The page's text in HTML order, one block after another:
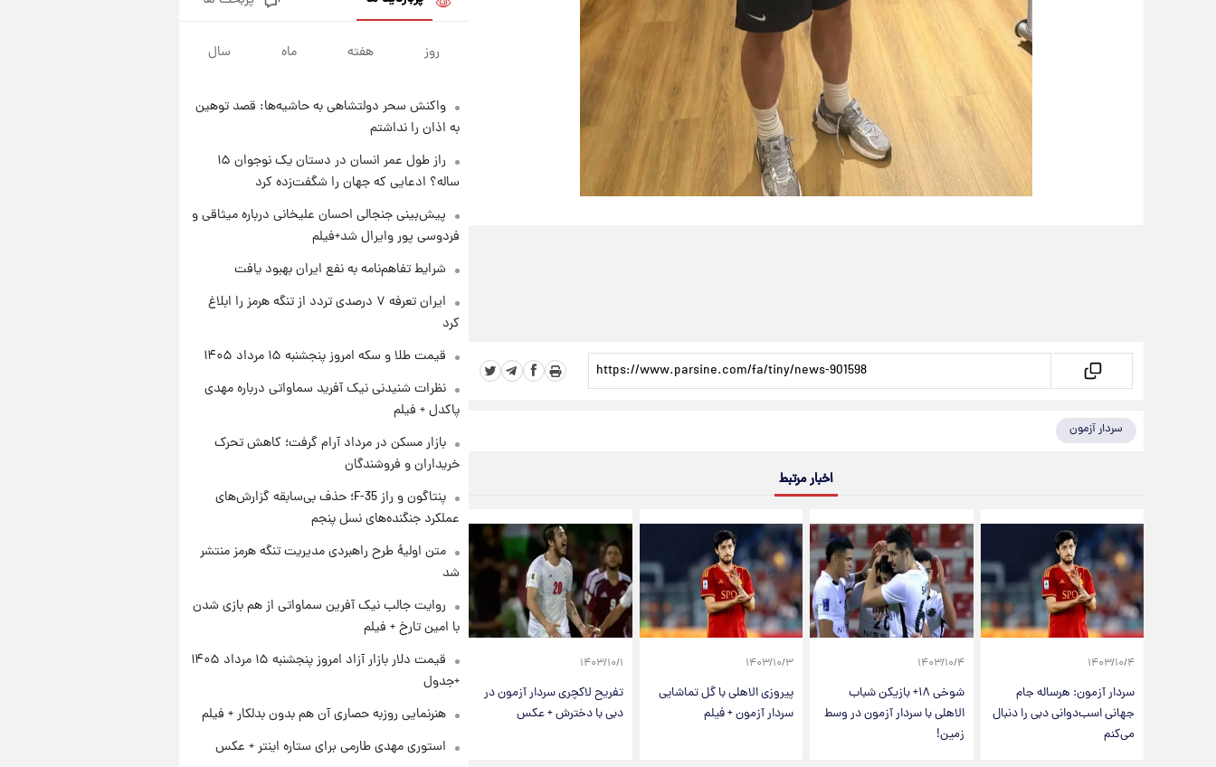
سردار آزمون
اخبار مرتبط
۱۴۰۳/۱۰/۴
سردار آزمون: هرساله جام
جهانی اسب‌دوانی دبی را دنبال
می‌کنم
۱۴۰۳/۱۰/۴
شوخی ۱۸+ بازیکن شباب
الاهلی با سردار آزمون در وسط
زمین!
۱۴۰۳/۱۰/۳
پیروزی الاهلی با گل تماشایی
سردار آزمون + فیلم
۱۴۰۳/۱۰/۱
تفریح لاکچری سردار آزمون در
دبی با دخترش + عکس
فال قهوه روزانه پنجشنبه ۱۵ مرداد
ماه ۱۴۰۵
۱ روز پیش
چهارشنبه ۱۴ مرداد + جدول
۱ روز پیش
تولید سایپا؛ نام خودرو، مبلغ پیش
پرداخت و زمان تحویل | سود
مشارکت چند درصد است؟
روز هفته ماه سال
واکنش سحر دولتشاهی به حاشیه‌ها: قصد توهین
به اذان را نداشتم
راز طول عمر انسان در دستان یک نوجوان ۱۵
ساله؟ ادعایی که جهان را شگفت‌زده کرد
پیش‌بینی جنجالی احسان علیخانی درباره میثاقی و
فردوسی پور وایرال شد+فیلم
شرایط تفاهم‌نامه به نفع ایران بهبود یافت
ایران تعرفه ۷ درصدی تردد از تنگه هرمز را ابلاغ
کرد
قیمت طلا و سکه امروز پنجشنبه ۱۵ مرداد ۱۴۰۵
نظرات شنیدنی نیک آفرید سماواتی درباره مهدی
پاکدل + فیلم
بازار مسکن در مرداد آرام گرفت؛ کاهش تحرک
خریداران و فروشندگان
پنتاگون و راز F-35؛ حذف بی‌سابقه گزارش‌های
عملکرد جنگنده‌های نسل پنجم
متن اولیۀ طرح راهبردی مدیریت تنگه هرمز منتشر
شد
روایت جالب نیک آفرین سماواتی از هم بازی شدن
با امین تارخ + فیلم
قیمت دلار بازار آزاد امروز پنجشنبه ۱۵ مرداد ۱۴۰۵
+جدول
هنرنمایی روزبه حصاری آن هم بدون بدلکار + فیلم
استوری مهدی طارمی برای ستاره اینتر + عکس